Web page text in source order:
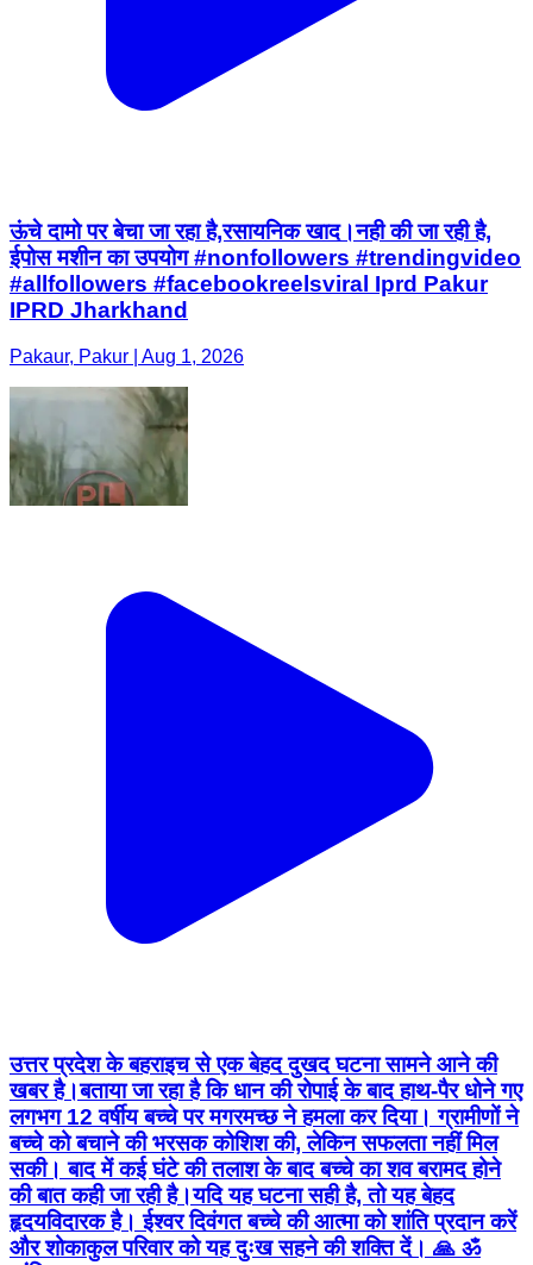
ऊंचे दामो पर बेचा जा रहा है,रसायनिक खाद।नही की जा रही है,
ईपोस मशीन का उपयोग #nonfollowers #trendingvideo
#allfollowers #facebookreelsviral Iprd Pakur
IPRD Jharkhand
Pakaur, Pakur | Aug 1, 2026
उत्तर प्रदेश के बहराइच से एक बेहद दुखद घटना सामने आने की
खबर है।बताया जा रहा है कि धान की रोपाई के बाद हाथ-पैर धोने गए
लगभग 12 वर्षीय बच्चे पर मगरमच्छ ने हमला कर दिया। ग्रामीणों ने
बच्चे को बचाने की भरसक कोशिश की, लेकिन सफलता नहीं मिल
सकी। बाद में कई घंटे की तलाश के बाद बच्चे का शव बरामद होने
की बात कही जा रही है।यदि यह घटना सही है, तो यह बेहद
हृदयविदारक है। ईश्वर दिवंगत बच्चे की आत्मा को शांति प्रदान करें
और शोकाकुल परिवार को यह दुःख सहने की शक्ति दें। 🙏 ॐ